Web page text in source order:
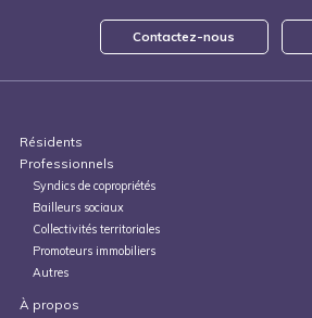
Contactez-nous
Résidents
Professionnels
Syndics de copropriétés
Bailleurs sociaux
Collectivités territoriales
Promoteurs immobiliers
Autres
À propos